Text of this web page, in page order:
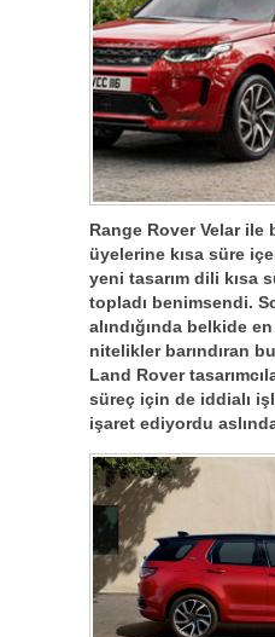
Range Rover Velar ile
üyelerine kısa süre
yeni tasarım dili kısa
topladı benimsendi.
alındığında belkide
nitelikler barındıran
Land Rover
süreç için de iddialı
işaret ediyordu